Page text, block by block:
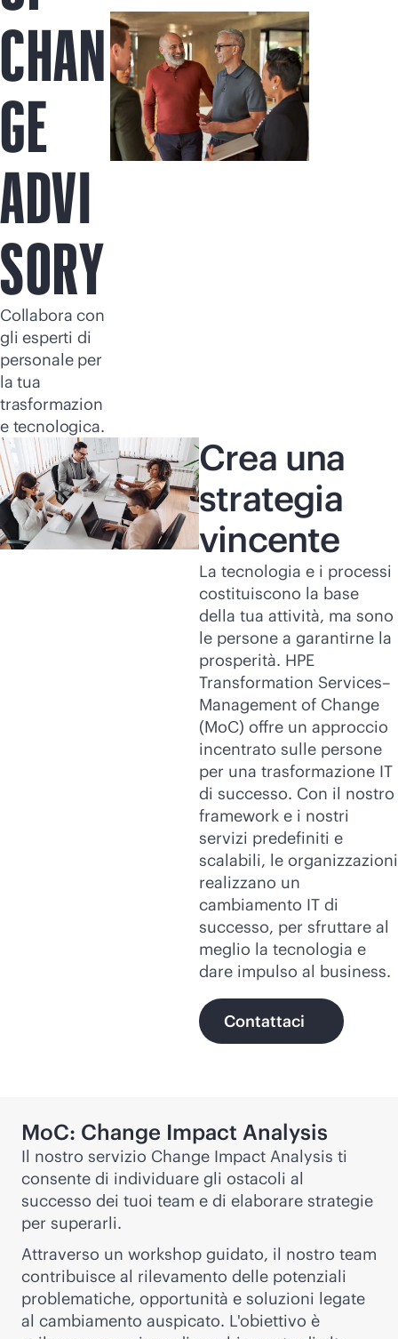
Acquista ora
CHAN
GE
ADVI
SORY
Collabora con
gli esperti di
personale per
la tua
trasformazion
e tecnologica.
Crea una
strategia
vincente
La tecnologia e i processi
costituiscono la base
della tua attività, ma sono
le persone a garantirne la
prosperità. HPE
Transformation Services–
Management of Change
(MoC) offre un approccio
incentrato sulle persone
per una trasformazione IT
di successo. Con il nostro
framework e i nostri
servizi predefiniti e
scalabili, le organizzazioni
realizzano un
cambiamento IT di
successo, per sfruttare al
meglio la tecnologia e
dare impulso al business.
Contattaci
MoC: Change Impact Analysis
Il nostro servizio Change Impact Analysis ti
consente di individuare gli ostacoli al
successo dei tuoi team e di elaborare strategie
per superarli.
Attraverso un workshop guidato, il nostro team
contribuisce al rilevamento delle potenziali
problematiche, opportunità e soluzioni legate
al cambiamento auspicato. L'obiettivo è